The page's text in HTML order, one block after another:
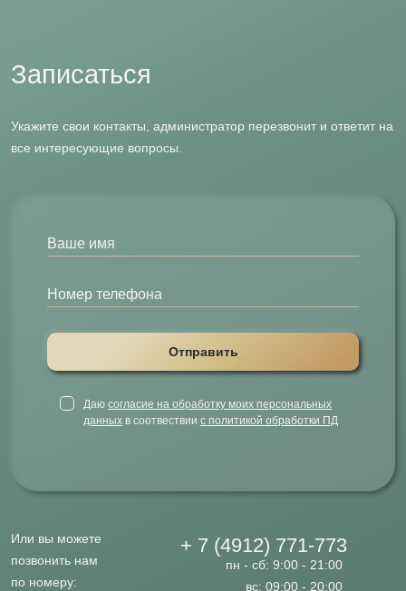
Записаться
Укажите свои контакты, администратор перезвонит и ответит на
все интересующие вопросы.
Отправить
Даю согласие на обработку моих персональных
данных в соотвествии с политикой обработки ПД
Или вы можете
позвонить нам
по номеру:
+ 7 (4912) 771-773
пн - сб: 9:00 - 21:00
вс: 09:00 - 20:00